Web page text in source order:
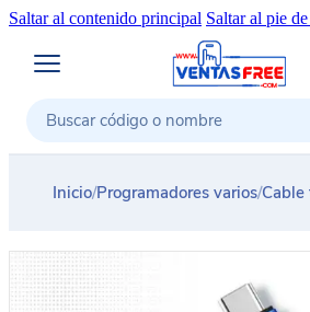
Saltar al contenido principal Saltar al pie
Buscar
Inicio/Programadores varios/Cable transmisión de